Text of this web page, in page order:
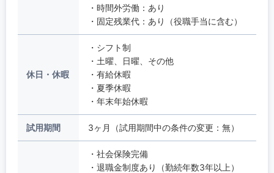
・時間外労働：あり
・固定残業代：あり（役職手当に含む）
休日・休暇
・シフト制
・土曜、日曜、その他
・有給休暇
・夏季休暇
・年末年始休暇
試用期間 3ヶ月（試用期間中の条件の変更：無）
・社会保険完備
・退職金制度あり（勤続年数3年以上）